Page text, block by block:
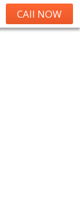
CAll NOW